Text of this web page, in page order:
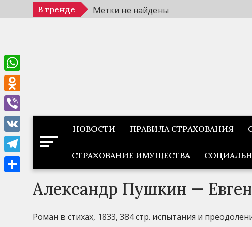
к
В тренде Метки не найдены
НОВОСТИ ПРАВИЛА СТРАХОВАНИЯ
СТРАХОВАНИЕ ИМУЩЕСТВА
Александр Пушкин —
Роман в стихах, 1833, 384 стр. испытания и
WhatsApp
Odnoklassniki
Viber
VK
Telegram
Отправить